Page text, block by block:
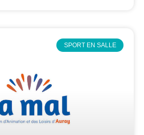
SPORT EN SALLE